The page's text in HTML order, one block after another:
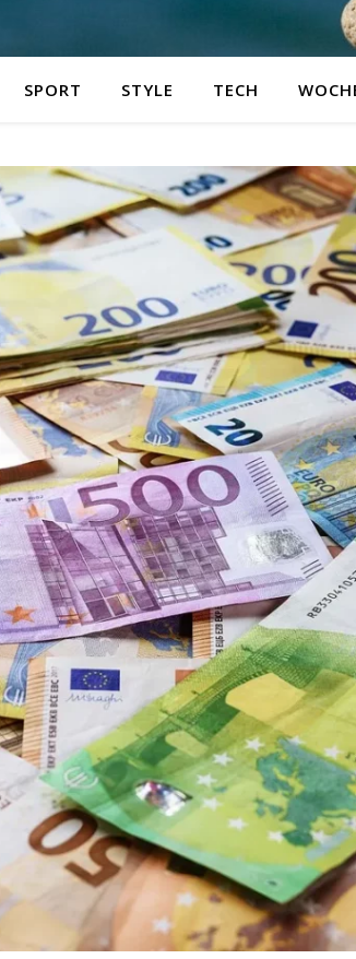
SPORT STYLE TECH